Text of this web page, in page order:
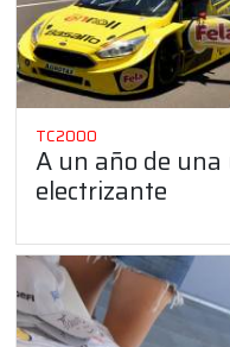
TC2000
A un año de
electrizante